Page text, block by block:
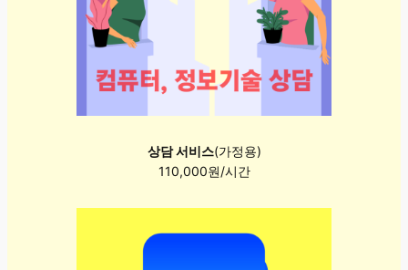
상담 서비스(가정용)
110,000원/시간